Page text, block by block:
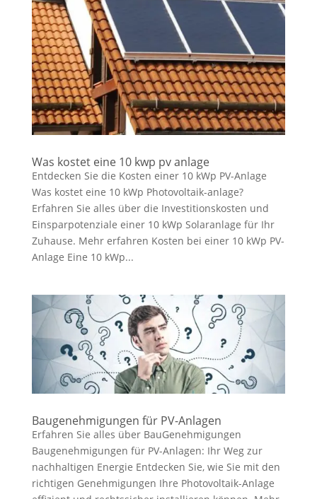
Was kostet eine 10 kwp pv anlage
Entdecken Sie die Kosten einer 10 kWp PV-Anlage
Was kostet eine 10 kWp Photovoltaik-anlage?
Erfahren Sie alles über die Investitionskosten und
Einsparpotenziale einer 10 kWp Solaranlage für Ihr
Zuhause. Mehr erfahren Kosten bei einer 10 kWp PV-
Anlage Eine 10 kWp...
Baugenehmigungen für PV-Anlagen
Erfahren Sie alles über BauGenehmigungen
Baugenehmigungen für PV-Anlagen: Ihr Weg zur
nachhaltigen Energie Entdecken Sie, wie Sie mit den
richtigen Genehmigungen Ihre Photovoltaik-Anlage